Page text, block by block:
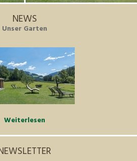
NEWS
Unser Garten
Weiterlesen